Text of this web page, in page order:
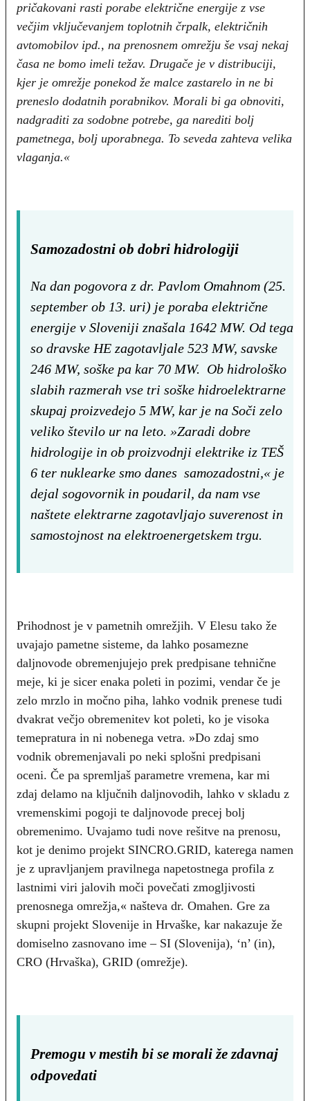
pričakovani rasti porabe električne energije z vse
večjim vključevanjem toplotnih črpalk, električnih
avtomobilov ipd., na prenosnem omrežju še vsaj nekaj
časa ne bomo imeli težav. Drugače je v distribuciji,
kjer je omrežje ponekod že malce zastarelo in ne bi
preneslo dodatnih porabnikov. Morali bi ga obnoviti,
nadgraditi za sodobne potrebe, ga narediti bolj
pametnega, bolj uporabnega. To seveda zahteva velika
vlaganja.«
Samozadostni ob dobri hidrologiji
Na dan pogovora z dr. Pavlom Omahnom (25.
september ob 13. uri) je poraba električne
energije v Sloveniji znašala 1642 MW. Od tega
so dravske HE zagotavljale 523 MW, savske
246 MW, soške pa kar 70 MW. Ob hidrološko
slabih razmerah vse tri soške hidroelektrarne
skupaj proizvedejo 5 MW, kar je na Soči zelo
veliko število ur na leto. »Zaradi dobre
hidrologije in ob proizvodnji elektrike iz TEŠ
6 ter nuklearke smo danes samozadostni,« je
dejal sogovornik in poudaril, da nam vse
naštete elektrarne zagotavljajo suverenost in
samostojnost na elektroenergetskem trgu.
Prihodnost je v pametnih omrežjih. V Elesu tako že
uvajajo pametne sisteme, da lahko posamezne
daljnovode obremenjujejo prek predpisane tehnične
meje, ki je sicer enaka poleti in pozimi, vendar če je
zelo mrzlo in močno piha, lahko vodnik prenese tudi
dvakrat večjo obremenitev kot poleti, ko je visoka
temepratura in ni nobenega vetra. »Do zdaj smo
vodnik obremenjavali po neki splošni predpisani
oceni. Če pa spremljaš parametre vremena, kar mi
zdaj delamo na ključnih daljnovodih, lahko v skladu z
vremenskimi pogoji te daljnovode precej bolj
obremenimo. Uvajamo tudi nove rešitve na prenosu,
kot je denimo projekt SINCRO.GRID, katerega namen
je z upravljanjem pravilnega napetostnega profila z
lastnimi viri jalovih moči povečati zmogljivosti
prenosnega omrežja,« našteva dr. Omahen. Gre za
skupni projekt Slovenije in Hrvaške, kar nakazuje že
domiselno zasnovano ime – SI (Slovenija), ‘n’ (in),
CRO (Hrvaška), GRID (omrežje).
Premogu v mestih bi se morali že zdavnaj
odpovedati